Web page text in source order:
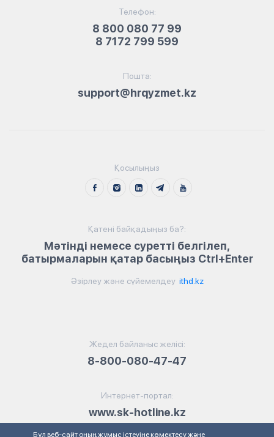
Телефон:
8 800 080 77 99
8 7172 799 599
Пошта:
support@hrqyzmet.kz
Қосылыңыз
Қатені байқадыңыз ба?:
Мәтінді немесе суретті белгілеп,
батырмаларын қатар басыңыз Ctrl+Enter
Әзірлеу және сүйемелдеу ithd.kz
Жедел байланыс желісі:
8-800-080-47-47
Интернет-портал:
www.sk-hotline.kz
Бұл веб-сайт оның жұмыс істеуіне көмектесу және